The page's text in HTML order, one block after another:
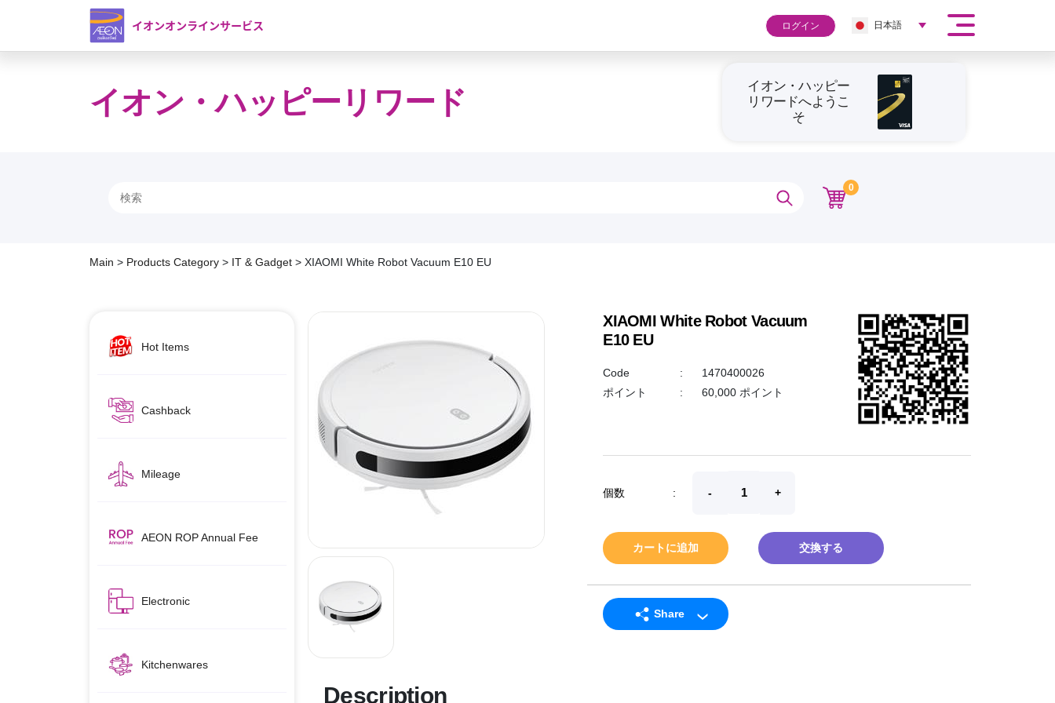
イオンオンラインサービス ログイン 日本語
イオン・ハッピーリワード
イオン・ハッピー
リワードへようこ
そ
0
Main > Products Category > IT & Gadget > XIAOMI White Robot Vacuum E10 EU
Hot Items
Cashback
Mileage
AEON ROP Annual Fee
Electronic
Kitchenwares
XIAOMI White Robot Vacuum
E10 EU
Code :
1470400026
ポイント
: 60,000 ポイント
個数 :
カートに追加 交換する
Share
Description